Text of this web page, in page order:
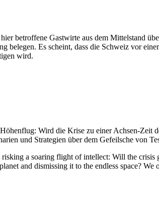
betroffene Gastwirte aus dem Mittelstand
belegen. Es scheint, dass die Schweiz vor
wird.
Wird die Krise zu einer Achsen-Zeit
und Strategien über dem Gefeilsche von
a soaring flight of intellect: Will the crisis
and dismissing it to the endless space? We